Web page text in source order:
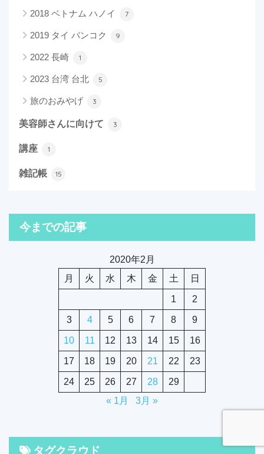
2018 ベトナム ハノイ 7
2019 タイ バンコク 9
2022 長崎 1
2023 台湾 台北 5
旅のおみやげ 3
美容師さんに向けて 3
講座 1
雑記帳 15
今までの記事
2020年2月
月
火 水 木 金 土 日
1 2
3 4 5 6 7 8 9
10 11 12 13 14 15 16
17 18 19 20 21 22 23
24 25 26 27 28
29
« 1月
3月 »
タグクラウド